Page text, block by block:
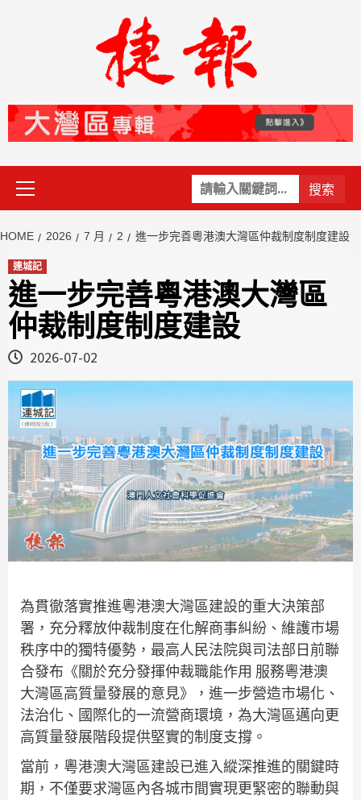
關
鍵
Primary
Menu
HOME 2026 7 月 2 進一步完善粵港澳大灣區仲裁制度制度建設
連城記
進一步完善粵港澳大灣區
仲裁制度制度建設
2026-07-02
為貫徹落實推進粵港澳大灣區建設的重大決策部
署，充分釋放仲裁制度在化解商事糾紛、維護市場
秩序中的獨特優勢，最高人民法院與司法部日前聯
合發布《關於充分發揮仲裁職能作用 服務粵港澳
大灣區高質量發展的意見》，進一步營造市場化、
法治化、國際化的一流營商環境，為大灣區邁向更
高質量發展階段提供堅實的制度支撐。
當前，粵港澳大灣區建設已進入縱深推進的關鍵時
期，不僅要求灣區內各城市間實現更緊密的聯動與